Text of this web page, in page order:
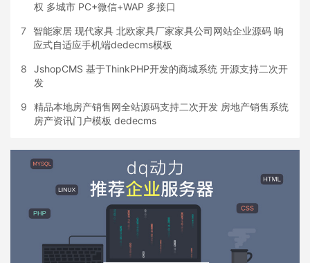
权 多城市 PC+微信+WAP 多接口
7
智能家居 现代家具 北欧家具厂家家具公司网站企业源码 响
应式自适应手机端dedecms模板
8
JshopCMS 基于ThinkPHP开发的商城系统 开源支持二次开
发
9
精品本地房产销售网全站源码支持二次开发 房地产销售系统
房产资讯门户模板 dedecms